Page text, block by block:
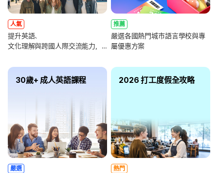
人氣
提升英語、
文化理解與跨國人際交流能力，
推薦
嚴選各國熱門城市語言學校與專
屬優惠方案
30歲+ 成人英語課程
嚴選
2026 打工度假全攻略
熱門